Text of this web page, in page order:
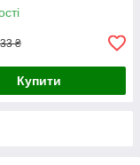
₴
Купити